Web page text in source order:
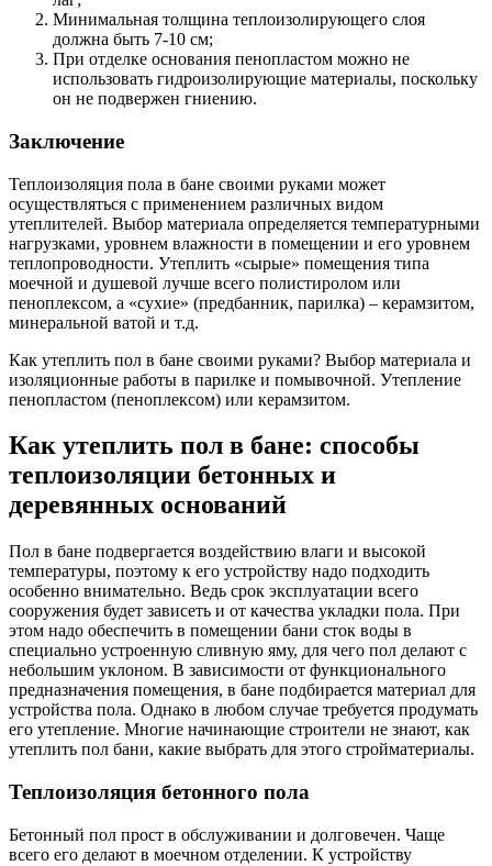
Минимальная толщина теплоизолирующего слоя
должна быть 7-10 см;
При отделке основания пенопластом можно не
использовать гидроизолирующие материалы, поскольку
он не подвержен гниению.
Заключение
Теплоизоляция пола в бане своими руками может
осуществляться с применением различных видом
утеплителей. Выбор материала определяется температурными
нагрузками, уровнем влажности в помещении и его уровнем
теплопроводности. Утеплить «сырые» помещения типа
моечной и душевой лучше всего полистиролом или
пеноплексом, а «сухие» (предбанник, парилка) – керамзитом,
минеральной ватой и т.д.
Как утеплить пол в бане своими руками? Выбор материала и
изоляционные работы в парилке и помывочной. Утепление
пенопластом (пеноплексом) или керамзитом.
Как утеплить пол в бане: способы
теплоизоляции бетонных и
деревянных оснований
Пол в бане подвергается воздействию влаги и высокой
температуры, поэтому к его устройству надо подходить
особенно внимательно. Ведь срок эксплуатации всего
сооружения будет зависеть и от качества укладки пола. При
этом надо обеспечить в помещении бани сток воды в
специально устроенную сливную яму, для чего пол делают с
небольшим уклоном. В зависимости от функционального
предназначения помещения, в бане подбирается материал для
устройства пола. Однако в любом случае требуется продумать
его утепление. Многие начинающие строители не знают, как
утеплить пол бани, какие выбрать для этого стройматериалы.
Теплоизоляция бетонного пола
Бетонный пол прост в обслуживании и долговечен. Чаще
всего его делают в моечном отделении. К устройству